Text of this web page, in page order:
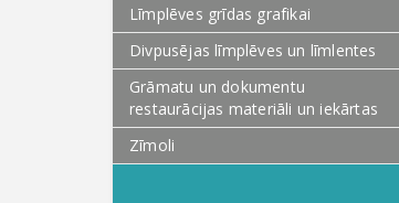
Līmplēves grīdas grafikai
Divpusējas līmplēves un līmlentes
Grāmatu un dokumentu
restaurācijas materiāli un iekārtas
Zīmoli